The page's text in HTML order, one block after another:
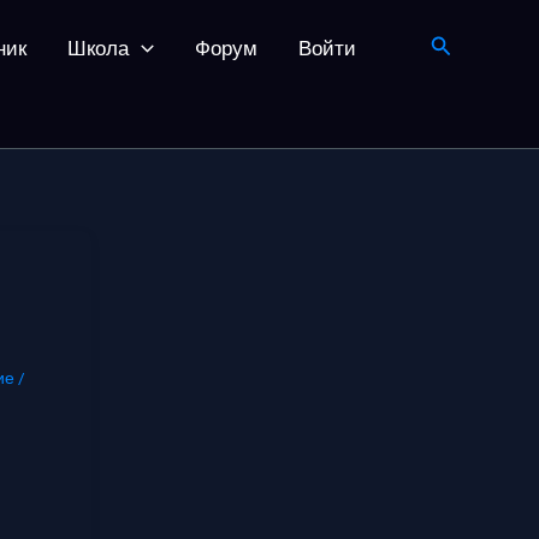
Школа Форум Войти Поиск
/